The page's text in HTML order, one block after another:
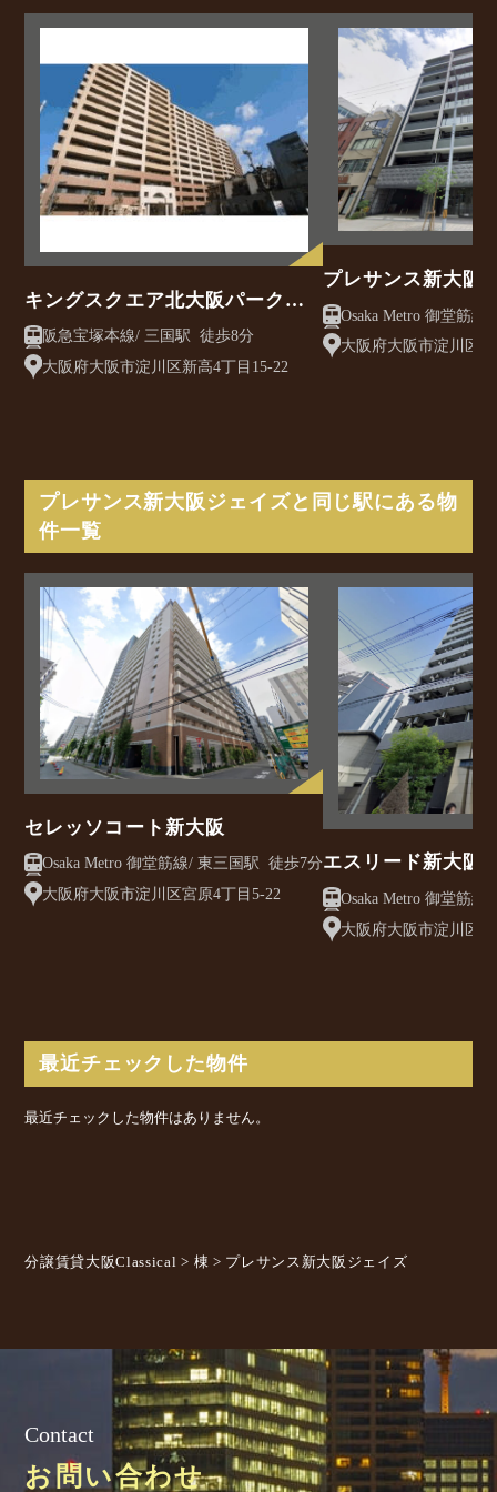
キングスクエア北大阪パークフ
ェリス2番館
阪急宝塚本線/ 三国駅 徒歩8分
大阪府大阪市淀川区新高4丁目15-22
プレサンス新大阪
Osaka Metro 御堂筋線/ 西中島南方駅 徒
歩3分
大阪府大阪市淀川区
プレサンス新大阪ジェイズと同じ駅にある物
件一覧
セレッソコート新大阪
Osaka Metro 御堂筋線/ 東三国駅 徒歩7分
大阪府大阪市淀川区宮原4丁目5-22
エスリード新大阪
大阪府大阪市淀川区
最近チェックした物件
最近チェックした物件はありません。
分譲賃貸大阪Classical > 棟 > プレサンス新大阪ジェイズ
Contact
お問い合わせ